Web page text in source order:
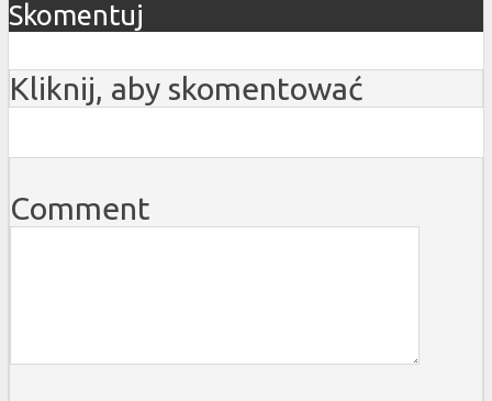
Skomentuj
Kliknij, aby skomentować
Comment